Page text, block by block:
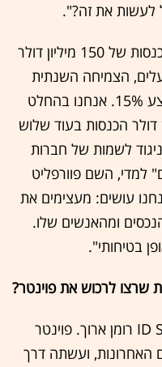
לעשות את זה?".
היעד של פוורפליט הוא להגיע להכנסות של 150 מיליון דולר
הצמיחה השנתית
הממוצעת הי א 14%-18% ובממוצע 15%. אנחנו בהחלט
חברה של 200 מיליון דולר הכנסות בעוד שלוש
לשמות של חברות
למדי, השם פוורפליט
עושים: מעצימים את
ומהאנשים שלו.
בטיחותי".
מחלב: "לא. היה לנו עם ID Systems רומן ארוך. פוינטר
ועשתה דרך